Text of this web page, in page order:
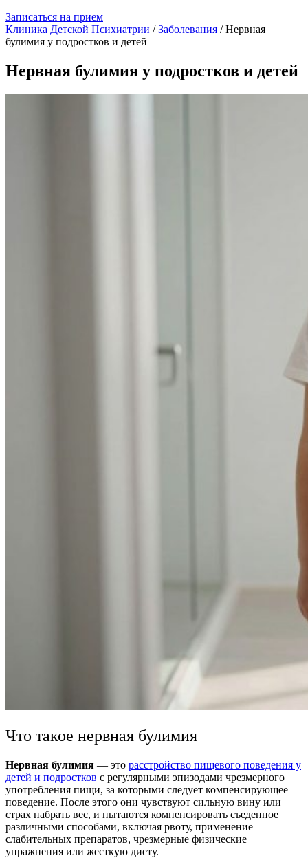
Записаться на прием
Клиника Детской Психиатрии /Заболевания /Нервная
булимия у подростков и детей
Нервная булимия у подростков и детей
Что такое нервная булимия
Нервная булимия — это расстройство пищевого поведения у
детей и подростков с регулярными эпизодами чрезмерного
употребления пищи, за которыми следует компенсирующее
поведение. После этого они чувствуют сильную вину или
страх набрать вес, и пытаются компенсировать съеденное
различными способами, включая рвоту, применение
слабительных препаратов, чрезмерные физические
упражнения или жесткую диету.